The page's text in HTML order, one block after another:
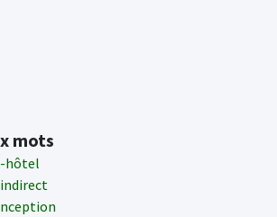
mots
hôtel